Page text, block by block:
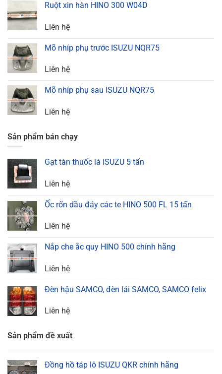
Ruột xin hàn HINO 300 W04D
Liên hệ
Mõ nhíp phụ trước ISUZU NQR75
Liên hệ
Mõ nhíp phụ sau ISUZU NQR75
Liên hệ
Sản phẩm bán chạy
Gạt tàn thuốc lá ISUZU 5 tấn
Liên hệ
Ốc rốn dầu đáy các te HINO 500 FL 15 tấn
Liên hệ
Nắp che ắc quy HINO 500 chính hãng
Liên hệ
Đèn hậu SAMCO, đèn lái SAMCO, SAMCO felix
Liên hệ
Sản phẩm đề xuất
Đồng hồ táp lô ISUZU QKR chính hãng